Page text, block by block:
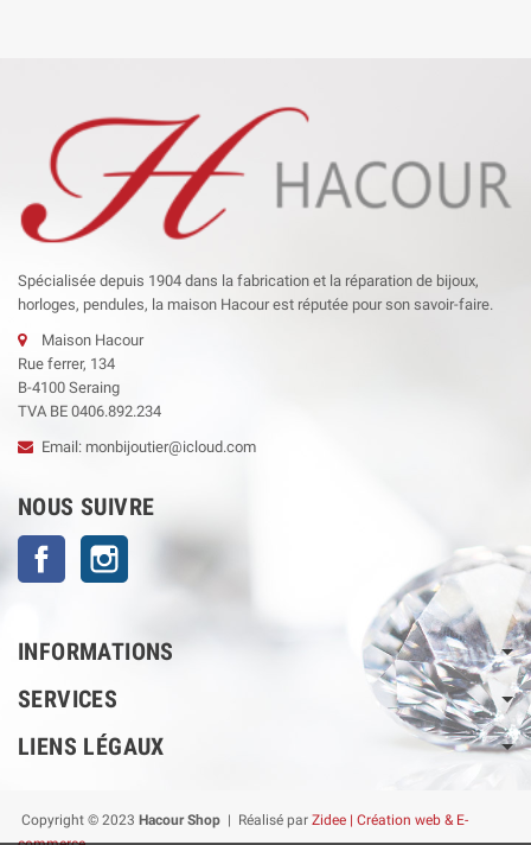
Spécialisée depuis 1904 dans la fabrication et la réparation de bijoux,
horloges, pendules, la maison Hacour est réputée pour son savoir-faire.
Maison Hacour
Rue ferrer, 134
B-4100 Seraing
TVA BE 0406.892.234
Email: monbijoutier@icloud.com
NOUS SUIVRE
Facebook
INFORMATIONS
SERVICES
LIENS LÉGAUX
Copyright © 2023 Hacour Shop | Réalisé par Zidee | Création web & E-